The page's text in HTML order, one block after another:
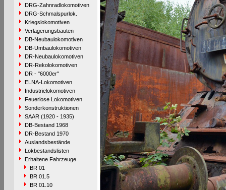
DRG-Zahnradlokomotiven
DRG-Schmalspurlok.
Kriegslokomotiven
Verlagerungsbauten
DB-Neubaulokomotiven
DB-Umbaulokomotiven
DR-Neubaulokomotiven
DR-Rekolokomotiven
DR - "6000er"
ELNA-Lokomotiven
Industrielokomotiven
Feuerlose Lokomotiven
Sonderkonstruktionen
SAAR (1920 - 1935)
DB-Bestand 1968
DR-Bestand 1970
Auslandsbestände
Lokbestandslisten
Erhaltene Fahrzeuge
BR 01
BR 01.5
BR 01.10